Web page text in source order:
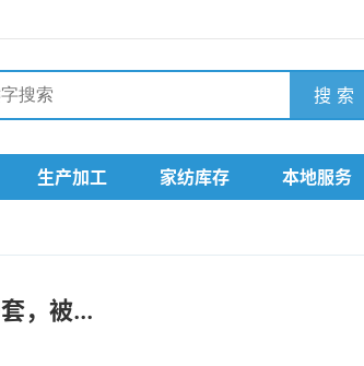
搜 索
生产加工 家纺库存 本地服务
，被...